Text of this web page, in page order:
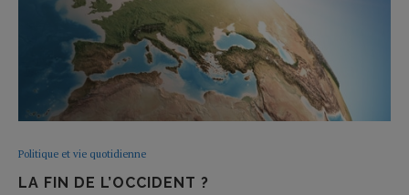
Politique et vie quotidienne
LA FIN DE L’OCCIDENT ?